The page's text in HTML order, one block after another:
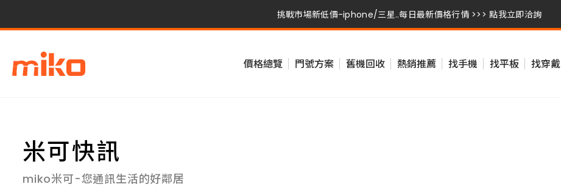
挑戰市場新低價-iphone/三星..每日最新價格行情 >>> 點我立即洽詢
挑戰市場新低價-iphone/三星..每日最新價格行情 >>> 點我立即洽詢
價格總覽 門號方案 舊機回收 熱銷推薦 找手機 找平板 找穿戴
米可快訊
miko米可-您通訊生活的好鄰居